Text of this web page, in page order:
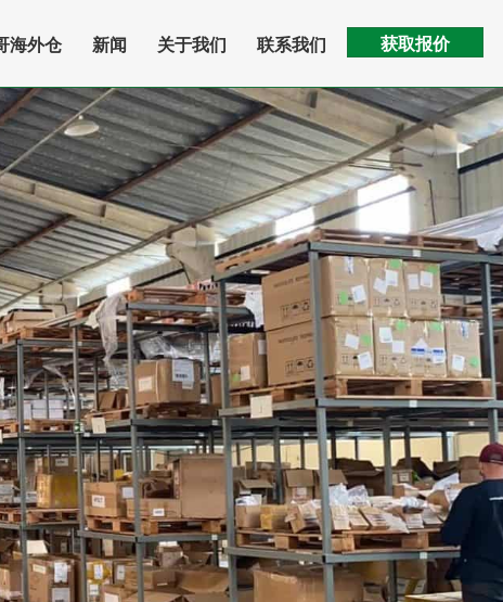
海外仓 新闻 关于我们 联系我们 获取报价